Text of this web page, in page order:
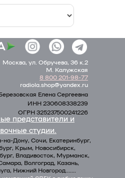
Москва, ул. Обручева, 36 к.2
M. Калужская
8 800 201-98-77
radiola.shop@yandex.ru
Елена Сергеевна
ИНН 230608338239
ОГРН 325237500241226
представители и
студии.
на-Дону, Сочи, Екатеринбург,
Крым, Новосибирск,
Владивосток, Мурманск,
Волгоград, Казань,
Нижний Новгород.......